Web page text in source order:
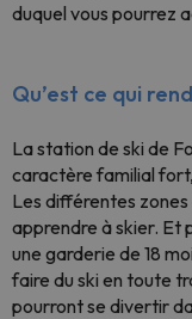
duquel vous pourrez
Qu’est ce qui
La station de ski de
caractère familial
Les différentes
apprendre à skier. Et
une garderie de 18
faire du ski en toute
pourront se divertir